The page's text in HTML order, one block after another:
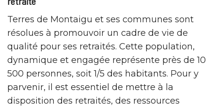
Terres de Montaigu et ses communes sont
résolues à promouvoir un cadre de vie de
qualité pour ses retraités. Cette population,
dynamique et engagée représente près de 10
500 personnes, soit 1/5 des habitants. Pour y
parvenir, il est essentiel de mettre à la
disposition des retraités, des ressources